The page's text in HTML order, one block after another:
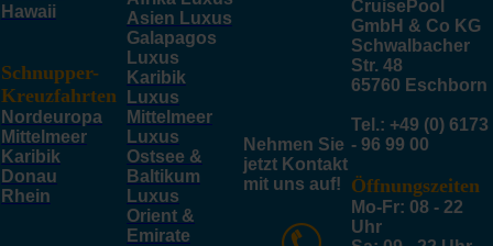
Hawaii
Schnupper-
Kreuzfahrten
Nordeuropa
Mittelmeer
Karibik
Donau
Rhein
Asien Luxus
Galapagos
Luxus
Karibik
Luxus
Mittelmeer
Luxus
Ostsee &
Baltikum
Luxus
Orient &
Emirate
Nehmen Sie
jetzt Kontakt
mit uns auf!
CruisePool
GmbH & Co KG
Schwalbacher
Str. 48
65760 Eschborn
Tel.: +49 (0) 6173
- 96 99 00
Öffnungszeiten
Mo-Fr: 08 - 22
Uhr